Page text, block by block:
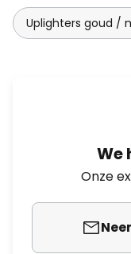
Uplighters goud /
We
Onze